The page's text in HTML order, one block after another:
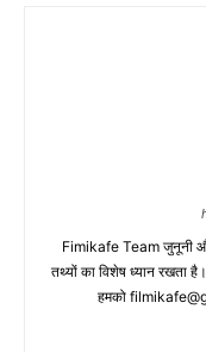
Fimikafe Team जुनूनी
तथ्‍यों का विशेष ध्‍यान रखता
हमको